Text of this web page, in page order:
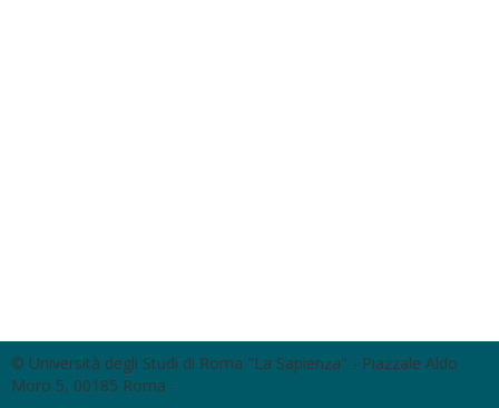
© Università degli Studi di Roma "La Sapienza" - Piazzale Aldo
Moro 5, 00185 Roma